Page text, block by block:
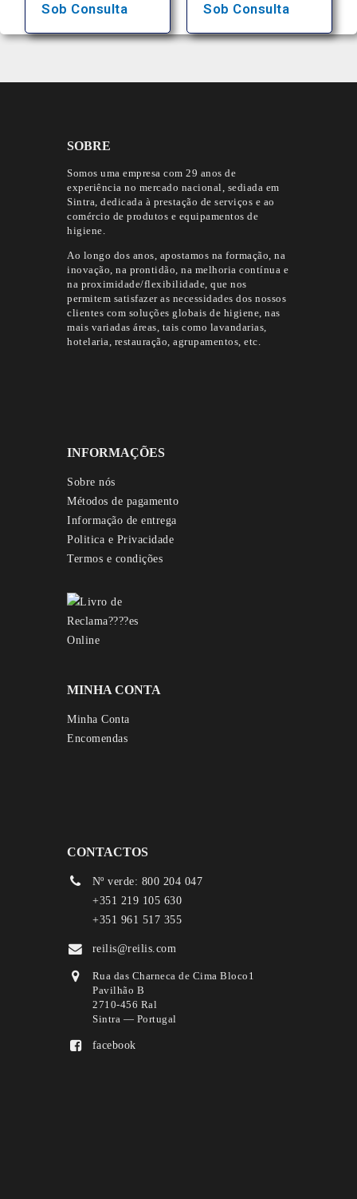
Sob Consulta Sob Consulta
SOBRE
Somos uma empresa com 29 anos de
experiência no mercado nacional, sediada em
Sintra, dedicada à prestação de serviços e ao
comércio de produtos e equipamentos de
higiene.
Ao longo dos anos, apostamos na formação, na
inovação, na prontidão, na melhoria contínua e
na proximidade/flexibilidade, que nos
permitem satisfazer as necessidades dos nossos
clientes com soluções globais de higiene, nas
mais variadas áreas, tais como lavandarias,
hotelaria, restauração, agrupamentos, etc.
INFORMAÇÕES
Sobre nós
Métodos de pagamento
Informação de entrega
Politica e Privacidade
Termos e condições
MINHA CONTA
Minha Conta
Encomendas
CONTACTOS
Nº verde: 800 204 047
+351 219 105 630
+351 961 517 355
reilis@reilis.com
Rua das Charneca de Cima Bloco1
Pavilhão B
2710-456 Ral
Sintra — Portugal
facebook